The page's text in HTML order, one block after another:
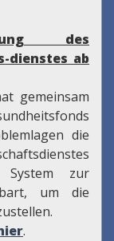
des
dienstes ab
gemeinsam
die
zur
um die
.